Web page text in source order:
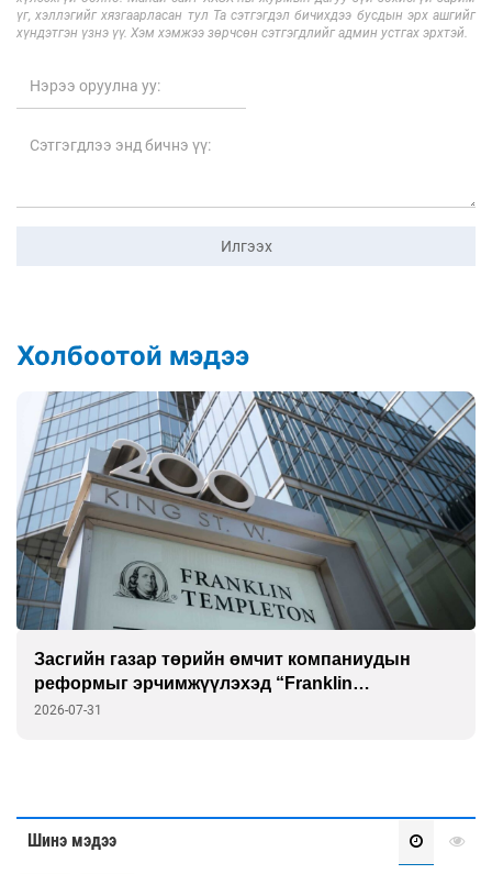
үг, хэллэгийг хязгаарласан тул Та сэтгэгдэл бичихдээ бусдын эрх ашгийг
хүндэтгэн үзнэ үү. Хэм хэмжээ зөрчсөн сэтгэгдлийг админ устгах эрхтэй.
Илгээх
Холбоотой мэдээ
Засгийн газар төрийн өмчит компаниудын
реформыг эрчимжүүлэхэд “Franklin
Templeton”-той хамтарна
2026-07-31
Шинэ мэдээ